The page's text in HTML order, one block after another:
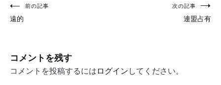
投
稿
ビ
ゲ
前の記事
遠的
次の記事
連盟占有
コメントを残す
コメントを投稿するには ログイン してください。